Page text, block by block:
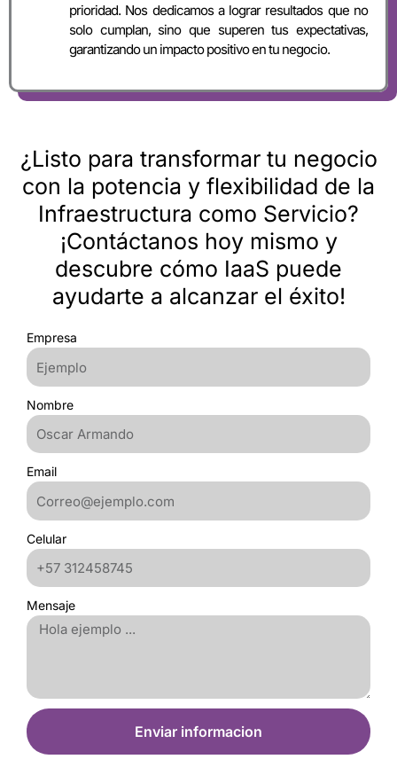
prioridad. Nos dedicamos a lograr resultados que no
solo cumplan, sino que superen tus expectativas,
garantizando un impacto positivo en tu negocio.
¿Listo para transformar tu negocio
con la potencia y flexibilidad de la
Infraestructura como Servicio?
¡Contáctanos hoy mismo y
descubre cómo IaaS puede
ayudarte a alcanzar el éxito!
Empresa
Nombre
Email
Celular
Mensaje
Enviar informacion